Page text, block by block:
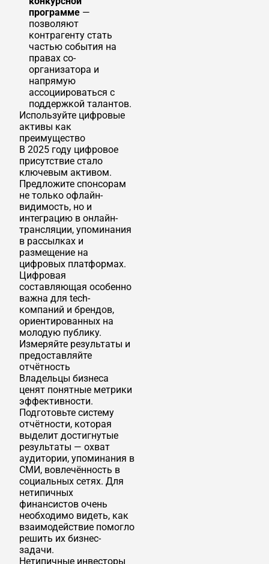
программе —
позволяют
контрагенту стать
частью события на
правах со-
организатора и
напрямую
ассоциироваться с
поддержкой талантов.
Используйте цифровые
активы как
преимущество
В 2025 году цифровое
присутствие стало
ключевым активом.
Предложите спонсорам
не только офлайн-
видимость, но и
интеграцию в онлайн-
трансляции, упоминания
в рассылках и
размещение на
цифровых платформах.
Цифровая
составляющая особенно
важна для tech-
компаний и брендов,
ориентированных на
молодую публику.
Измеряйте результаты и
предоставляйте
отчётность
Владельцы бизнеса
ценят понятные метрики
эффективности.
Подготовьте систему
отчётности, которая
выделит достигнутые
результаты — охват
аудитории, упоминания в
СМИ, вовлечённость в
социальных сетях. Для
нетипичных
финансистов очень
необходимо видеть, как
взаимодействие помогло
решить их бизнес-
задачи.
Нетипичные инвесторы